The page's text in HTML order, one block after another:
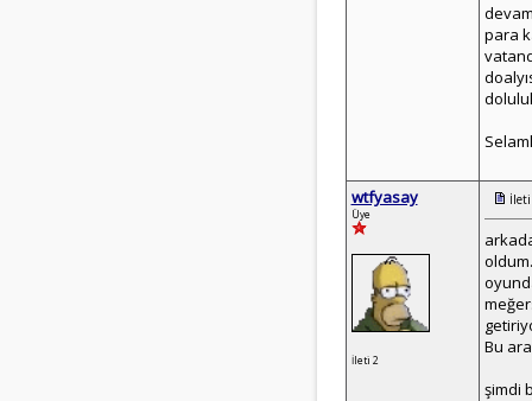
para
wtfyasay
Üye
İleti 2
Bu
şimdi